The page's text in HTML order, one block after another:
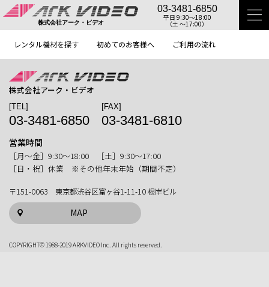
株式会社アーク・ビデオ
03-3481-6850
平日 9:30〜18:00
（土 〜17:00）
レンタル機材を探す 初めてのお客様へ ご利用の流れ
株式会社アーク・ビデオ
[TEL]
03-3481-6850
[FAX]
03-3481-6810
営業時間
［月〜金］9:30〜18:00 ［土］9:30〜17:00
［日・祝］休業 ※その他年末年始（期間不定）
〒151-0063 東京都渋谷区富ヶ谷1-11-10 根岸ビル
MAP
COPYRIGHT© 1988-2019 ARKVIDEO Inc. All rights reserved.